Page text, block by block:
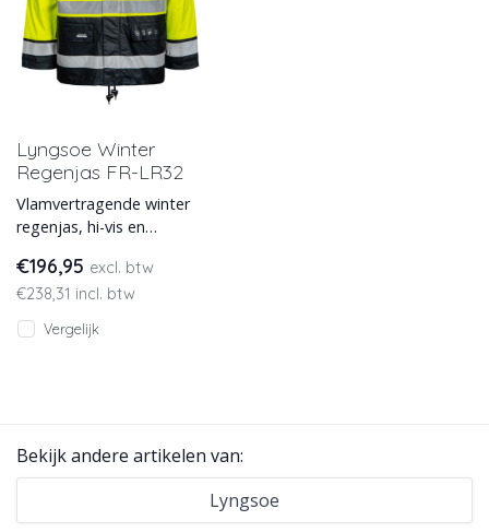
Lyngsoe Winter
Regenjas FR-LR32
Vlamvertragende winter
regenjas, hi-vis en
leverbaar van Lyngsoe.
€196,95 excl. btw
€238,31 incl. btw
Vergelijk
Bekijk andere artikelen van:
Lyngsoe